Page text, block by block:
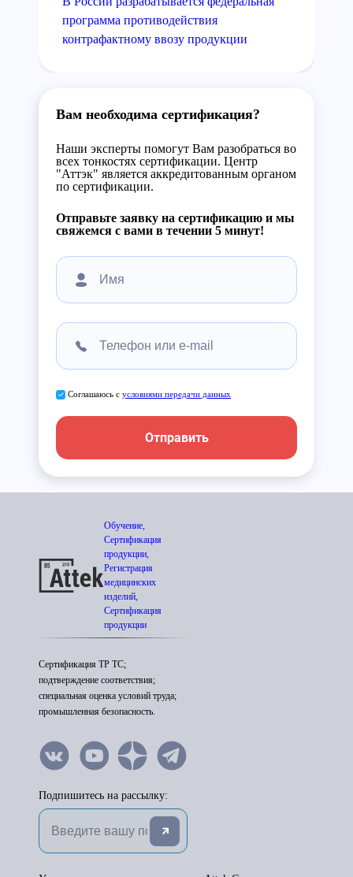
программа противодействия
контрафактному ввозу продукции
Вам необходима сертификация?
Наши эксперты помогут Вам разобраться во
всех тонкостях сертификации. Центр
"Аттэк" является аккредитованным органом
по сертификации.
Отправьте заявку на сертификацию и мы
свяжемся с вами в течении 5 минут!
Соглашаюсь с условиями передачи данных
Отправить
Обучение,
Сертификация
продукции,
Регистрация
медицинских
изделий,
Сертификация
продукции
Сертификация ТР ТС;
подтверждение соответствия;
специальная оценка условий труда;
промышленная безопасность.
Подпишитесь на рассылку: